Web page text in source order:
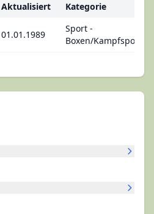
Aktualisiert
Kategorie
01.01.1989
Sport -
Boxen/Kampfsport